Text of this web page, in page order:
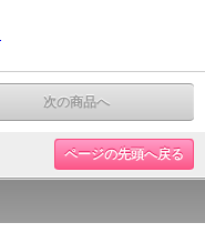
次の商品へ
ページの先頭へ戻る